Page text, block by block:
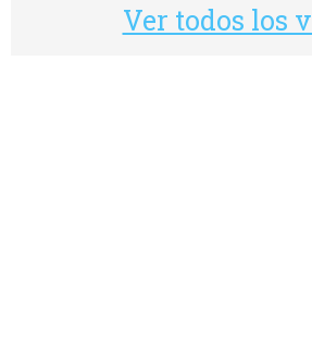
Ver todos los